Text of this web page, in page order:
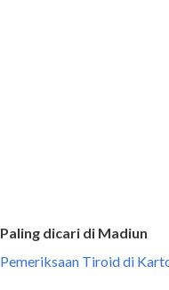
Paling dicari di Madiun
Pemeriksaan Tiroid di